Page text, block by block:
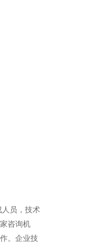
员，技术
咨询机
。企业技